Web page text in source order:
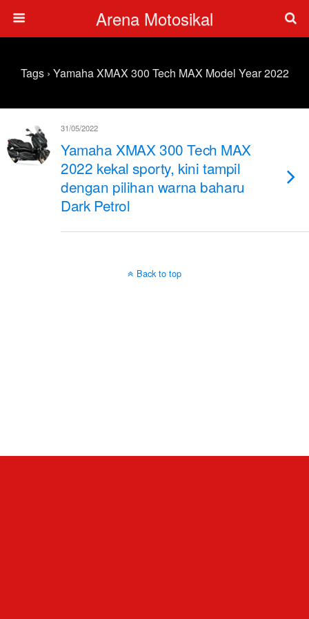
Arena Motosikal
Tags › Yamaha XMAX 300 Tech MAX Model Year 2022
31/05/2022
Yamaha XMAX 300 Tech MAX
2022 kekal sporty, kini tampil
dengan pilihan warna baharu
Dark Petrol
Back to top